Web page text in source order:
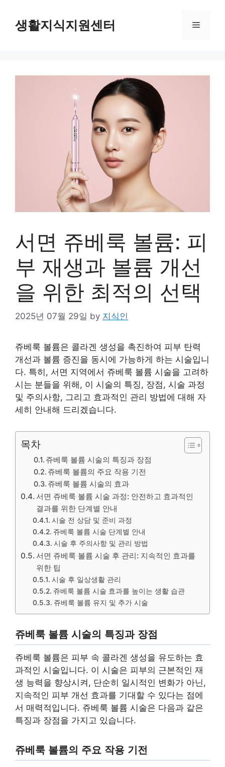
content생활지식지원센터 Menu
서면 쥬베룩 볼륨: 피
부 재생과 볼륨 개선
을 위한 최적의 선택
2025년 07월 29일 by 지식인
쥬베룩 볼륨은 콜라겐 생성을 촉진하여 피부 탄력
개선과 볼륨 증진을 동시에 가능하게 하는 시술입니
다. 특히, 서면 지역에서 쥬베룩 볼륨 시술을 고려하
시는 분들을 위해, 이 시술의 특징, 장점, 시술 과정
및 주의사항, 그리고 효과적인 관리 방법에 대해 자
세히 안내해 드리겠습니다.
목차
쥬베룩 볼륨 시술의 특징과 장점
쥬베룩 볼륨의 주요 작용 기전
쥬베룩 볼륨 시술의 효과
서면 쥬베룩 볼륨 시술 과정: 안전하고 효과적인
결과를 위한 단계별 안내
시술 전 상담 및 준비 과정
쥬베룩 볼륨 시술 단계별 안내
시술 후 주의사항 및 관리 방법
서면 쥬베룩 볼륨 시술 후 관리: 지속적인 효과를
위한 팁
시술 후 일상생활 관리
쥬베룩 볼륨 시술 효과를 높이는 생활 습관
쥬베룩 볼륨 유지 및 추가 시술
쥬베룩 볼륨 시술의 특징과 장점
쥬베룩 볼륨은 피부 속 콜라겐 생성을 유도하는 효
과적인 시술입니다. 이 시술은 피부의 근본적인 재
생 능력을 향상시켜, 단순히 일시적인 변화가 아닌,
지속적인 피부 개선 효과를 기대할 수 있다는 점에
서 매력적입니다. 쥬베룩 볼륨 시술은 다음과 같은
특징과 장점을 가지고 있습니다.
쥬베룩 볼륨의 주요 작용 기전